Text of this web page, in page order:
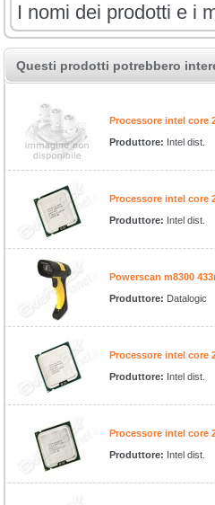
I nomi dei prodotti e i
Questi prodotti potrebbero
Processore intel core
Produttore: Intel dist.
Processore intel core
Produttore: Intel dist.
Powerscan m8300
Produttore: Datalogic
Processore intel core
Produttore: Intel dist.
Processore intel core
Produttore: Intel dist.